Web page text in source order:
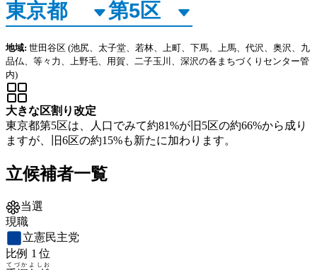
地域: 世田谷区 (池尻、太子堂、若林、上町、下馬、上馬、代沢、奥沢、九
品仏、等々力、上野毛、用賀、二子玉川、深沢の各まちづくりセンター管
内)
大きな区割り改定
東京都第5区は、人口でみて約81%が旧5区の約66%から成り
ますが、旧6区の約15%も新たに加わります。
立候補者一覧
当選
現職
立憲民主党
比例 1 位
てづか よしお